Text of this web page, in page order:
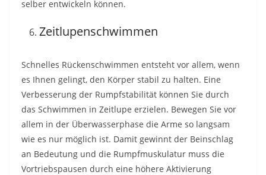
selber entwickeln können.
Zeitlupenschwimmen
Schnelles Rückenschwimmen entsteht vor allem, wenn
es Ihnen gelingt, den Körper stabil zu halten. Eine
Verbesserung der Rumpfstabilität können Sie durch
das Schwimmen in Zeitlupe erzielen. Bewegen Sie vor
allem in der Überwasserphase die Arme so langsam
wie es nur möglich ist. Damit gewinnt der Beinschlag
an Bedeutung und die Rumpfmuskulatur muss die
Vortriebspausen durch eine höhere Aktivierung